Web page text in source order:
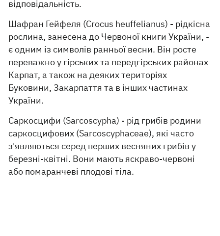
відповідальність.
Шафран Гейфеля (Crocus heuffelianus) - рідкісна
рослина, занесена до Червоної книги України, -
є одним із символів ранньої весни. Він росте
переважно у гірських та передгірських районах
Карпат, а також на деяких територіях
Буковини, Закарпаття та в інших частинах
України.
Саркосцифи (Sarcoscypha) - рід грибів родини
саркосцифових (Sarcoscyphaceae), які часто
з'являються серед перших весняних грибів у
березні-квітні. Вони мають яскраво-червоні
або помаранчеві плодові тіла.